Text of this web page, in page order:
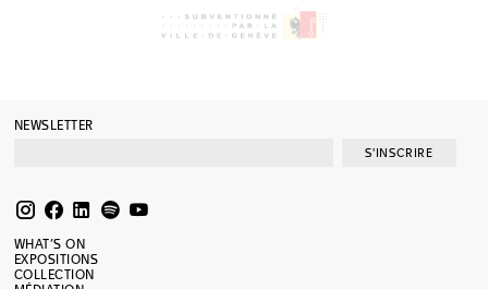
NEWSLETTER
S'INSCRIRE
WHAT’S ON
EXPOSITIONS
COLLECTION